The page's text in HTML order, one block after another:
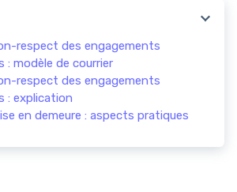
respect des engagements
: modèle de courrier
respect des engagements
: explication
en demeure : aspects pratiques